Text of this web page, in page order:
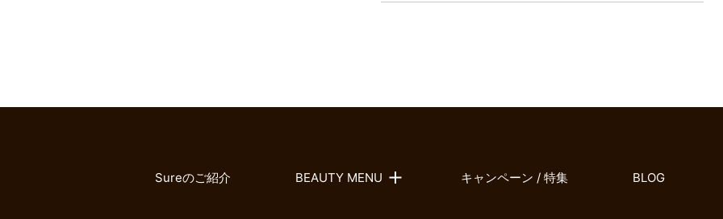
Sureのご紹介 BEAUTY MENU キャンペーン / 特集 BLOG